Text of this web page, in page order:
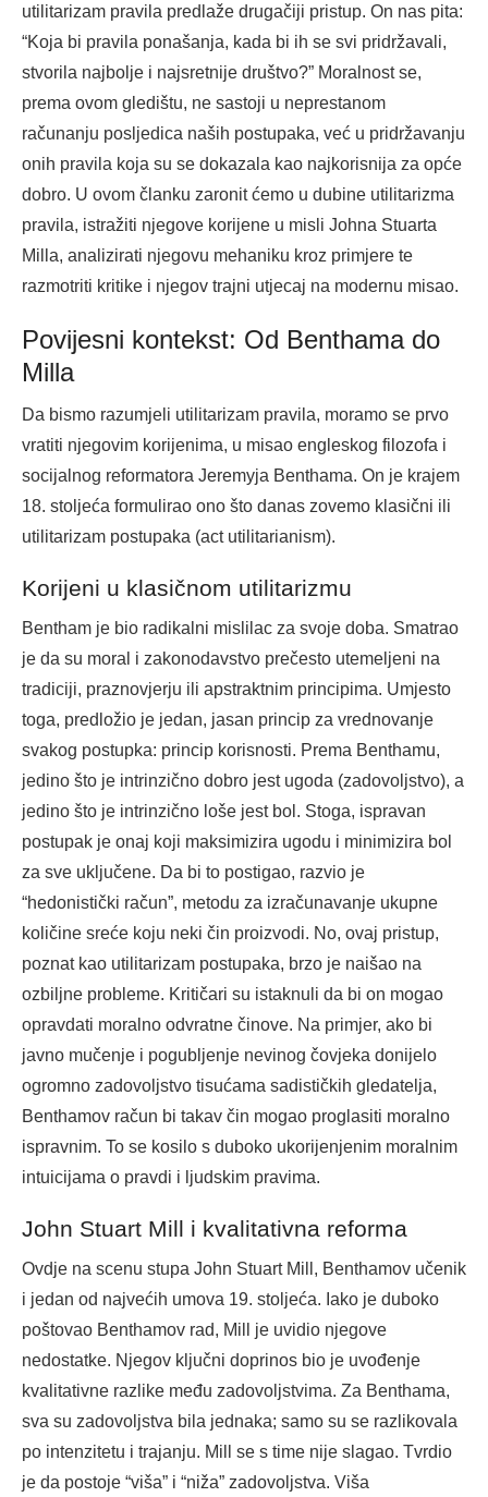
utilitarizam pravila predlaže drugačiji pristup. On nas pita:
“Koja bi pravila ponašanja, kada bi ih se svi pridržavali,
stvorila najbolje i najsretnije društvo?” Moralnost se,
prema ovom gledištu, ne sastoji u neprestanom
računanju posljedica naših postupaka, već u pridržavanju
onih pravila koja su se dokazala kao najkorisnija za opće
dobro. U ovom članku zaronit ćemo u dubine utilitarizma
pravila, istražiti njegove korijene u misli Johna Stuarta
Milla, analizirati njegovu mehaniku kroz primjere te
razmotriti kritike i njegov trajni utjecaj na modernu misao.
Povijesni kontekst: Od Benthama do
Milla
Da bismo razumjeli utilitarizam pravila, moramo se prvo
vratiti njegovim korijenima, u misao engleskog filozofa i
socijalnog reformatora Jeremyja Benthama. On je krajem
18. stoljeća formulirao ono što danas zovemo klasični ili
utilitarizam postupaka (act utilitarianism).
Korijeni u klasičnom utilitarizmu
Bentham je bio radikalni mislilac za svoje doba. Smatrao
je da su moral i zakonodavstvo prečesto utemeljeni na
tradiciji, praznovjerju ili apstraktnim principima. Umjesto
toga, predložio je jedan, jasan princip za vrednovanje
svakog postupka: princip korisnosti. Prema Benthamu,
jedino što je intrinzično dobro jest ugoda (zadovoljstvo), a
jedino što je intrinzično loše jest bol. Stoga, ispravan
postupak je onaj koji maksimizira ugodu i minimizira bol
za sve uključene. Da bi to postigao, razvio je
“hedonistički račun”, metodu za izračunavanje ukupne
količine sreće koju neki čin proizvodi. No, ovaj pristup,
poznat kao utilitarizam postupaka, brzo je naišao na
ozbiljne probleme. Kritičari su istaknuli da bi on mogao
opravdati moralno odvratne činove. Na primjer, ako bi
javno mučenje i pogubljenje nevinog čovjeka donijelo
ogromno zadovoljstvo tisućama sadističkih gledatelja,
Benthamov račun bi takav čin mogao proglasiti moralno
ispravnim. To se kosilo s duboko ukorijenjenim moralnim
intuicijama o pravdi i ljudskim pravima.
John Stuart Mill i kvalitativna reforma
Ovdje na scenu stupa John Stuart Mill, Benthamov učenik
i jedan od najvećih umova 19. stoljeća. Iako je duboko
poštovao Benthamov rad, Mill je uvidio njegove
nedostatke. Njegov ključni doprinos bio je uvođenje
kvalitativne razlike među zadovoljstvima. Za Benthama,
sva su zadovoljstva bila jednaka; samo su se razlikovala
po intenzitetu i trajanju. Mill se s time nije slagao. Tvrdio
je da postoje “viša” i “niža” zadovoljstva. Viša